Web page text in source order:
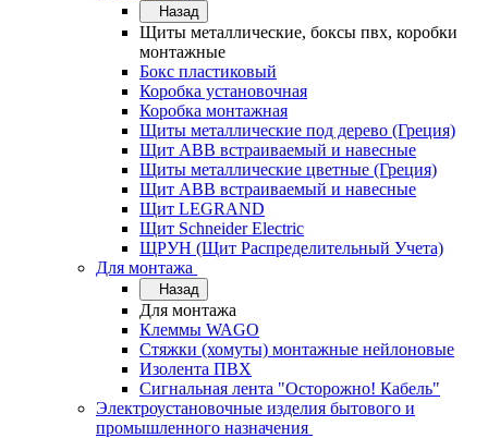
Назад
Щиты металлические, боксы пвх, коробки
монтажные
Бокс пластиковый
Коробка установочная
Коробка монтажная
Щиты металлические под дерево (Греция)
Щит ABB встраиваемый и навесные
Щиты металлические цветные (Греция)
Щит ABB встраиваемый и навесные
Щит LEGRAND
Щит Schneider Electric
ЩРУН (Щит Распределительный Учета)
Для монтажа
Назад
Для монтажа
Клеммы WAGO
Стяжки (хомуты) монтажные нейлоновые
Изолента ПВХ
Сигнальная лента "Осторожно! Кабель"
Электроустановочные изделия бытового и
промышленного назначения